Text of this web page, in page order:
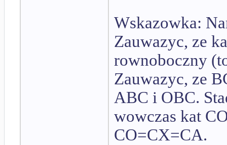
Wskazowka:
Zauwazyc, ze
rownoboczny
Zauwazyc, ze
ABC i OBC.
wowczas kat
CO=CX=CA.